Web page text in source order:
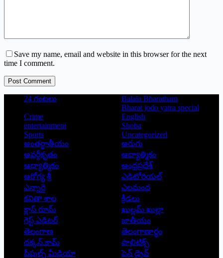
Save my name, email and website in this browser for the next
time I comment.
Post Comment
24 గంటలు
Balala Bharatham
Bharat jodo yatra special
Crime
English
entertainment
Shoba
Sports
Uncategorized
అంతర్జాతీయం
అరుగు
అవర్గీకృతం
ఆద్యాత్మికం
ఆధ్యాత్మికం
ఆంధ్రప్రదేశ్
ఆరోగ్య శ్రీ
ఎడిటోరియల్
ఎన్నారై
ఎలమంద
కవితా శాల
క్రీడలు
క్లాస్ రూమ్
ఖుల్లమ్ ఖుల్లా
గెస్ట్ ఎడిటర్
జాతీయం
తెలంగాణ
తెలంగాణార్థం
దక్కన్.కామ్
పాలిటిక్స్
పీపుల్స్ ‌మీడియా
పెన్ డ్రైవ్